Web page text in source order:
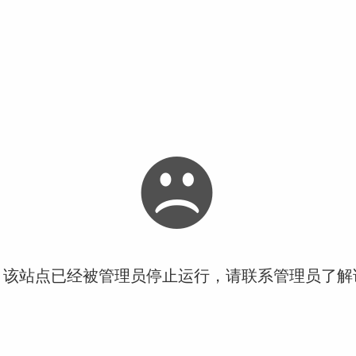
站点已经被管理员停止运行，请联系管理员了